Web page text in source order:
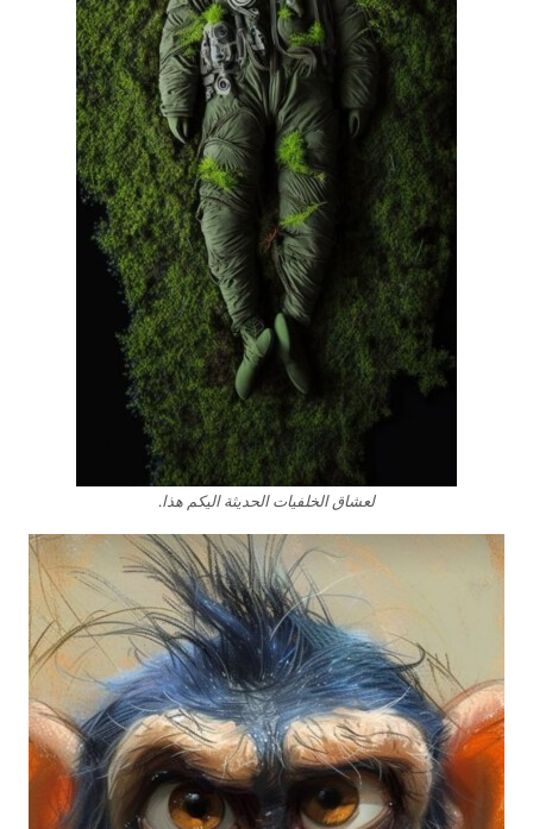
لعشاق الخلفيات الحديثة اليكم هذا.